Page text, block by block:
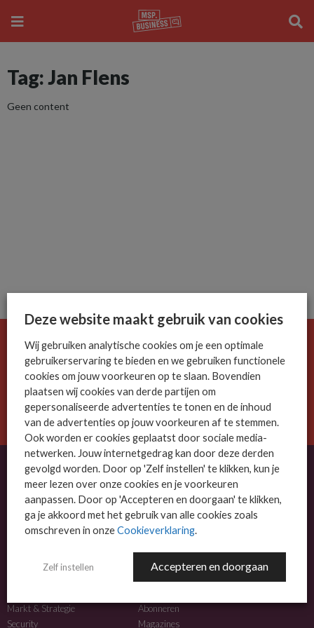
Tag: Jan Flens
Geen content
De ICT-wereld is snel. Mis niets.
Meld je nu aan voor de MSP Business nieuwsbrief.
AANMELDEN
OVER MSP BUSINESS
MSP Business is het kennisplatform voor IT-dienstverleners met MKB-focus.
NIEUWS
Markt & Strategie
Security
MEER INFO
Abonneren
Magazines
Deze website maakt gebruik van cookies
Wij gebruiken analytische cookies om je een optimale
gebruikerservaring te bieden en we gebruiken functionele
cookies om jouw voorkeuren op te slaan. Bovendien
plaatsen wij cookies van derde partijen om
gepersonaliseerde advertenties te tonen en de inhoud
van de advertenties op jouw voorkeuren af te stemmen.
Ook worden er cookies geplaatst door sociale media-
netwerken. Jouw internetgedrag kan door deze derden
gevolgd worden. Door op 'Zelf instellen' te klikken, kun je
meer lezen over onze cookies en je voorkeuren
aanpassen. Door op 'Accepteren en doorgaan' te klikken,
ga je akkoord met het gebruik van alle cookies zoals
omschreven in onzeCookieverklaring.
Zelf instellen Accepteren en doorgaan